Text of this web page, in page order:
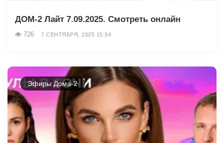
ДОМ-2 Лайт 7.09.2025. Смотреть онлайн
726 7 СЕНТЯБРЯ, 2025 15:34
Эфиры Дома-2